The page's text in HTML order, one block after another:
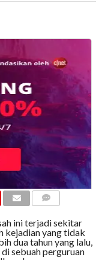
ini terjadi sekitar
kejadian yang tidak
dua tahun yang lalu,
sebuah perguruan